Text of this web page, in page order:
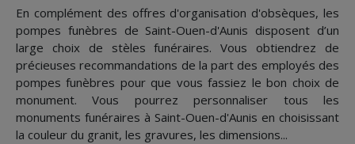
En complément des offres d'organisation d'obsèques, les
pompes funèbres de Saint-Ouen-d'Aunis disposent d’un
large choix de stèles funéraires. Vous obtiendrez de
précieuses recommandations de la part des employés des
pompes funèbres pour que vous fassiez le bon choix de
monument. Vous pourrez personnaliser tous les
monuments funéraires à Saint-Ouen-d'Aunis en choisissant
la couleur du granit, les gravures, les dimensions...